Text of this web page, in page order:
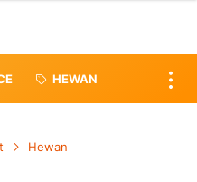
HEWAN
Hewan